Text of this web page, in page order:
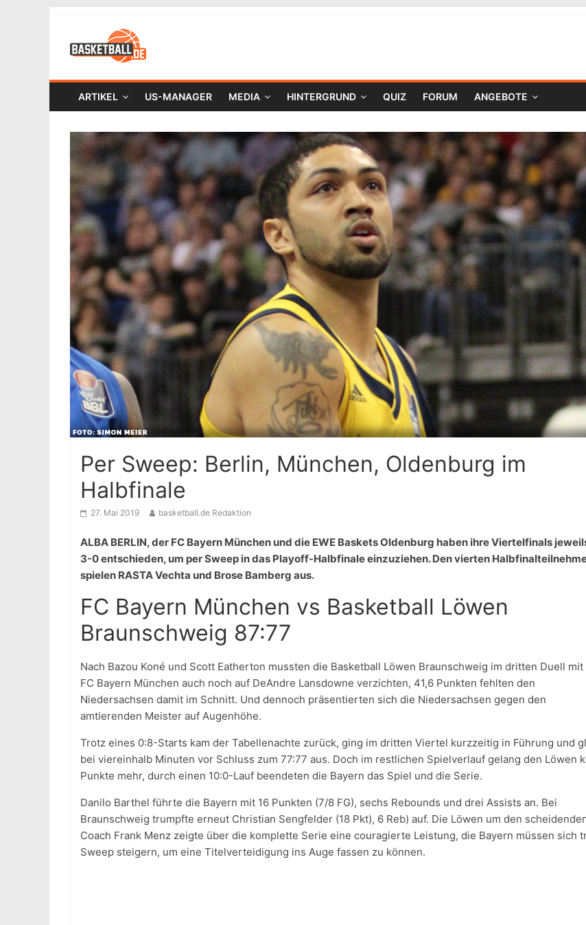
ARTIKEL US-MANAGER MEDIA HINTERGRUND QUIZ FORUM ANGEBOTE
Per Sweep: Berlin, München, Oldenburg im
Halbfinale
27. Mai 2019 basketball.de Redaktion
ALBA BERLIN, der FC Bayern München und die EWE Baskets Oldenburg haben ihre Viertelfinals
3-0 entschieden, um per Sweep in das Playoff-Halbfinale einzuziehen. Den vierten
spielen RASTA Vechta und Brose Bamberg aus.
FC Bayern München vs Basketball Löwen
Braunschweig 87:77
Nach Bazou Koné und Scott Eatherton mussten die Basketball Löwen Braunschweig im dritten Duell mit
FC Bayern München auch noch auf DeAndre Lansdowne verzichten, 41,6 Punkten fehlten den
Niedersachsen damit im Schnitt. Und dennoch präsentierten sich die Niedersachsen gegen den
amtierenden Meister auf Augenhöhe.
Trotz eines 0:8-Starts kam der Tabellenachte zurück, ging im dritten Viertel kurzzeitig in Führung und
bei viereinhalb Minuten vor Schluss zum 77:77 aus. Doch im restlichen Spielverlauf gelang den Löwen
Punkte mehr, durch einen 10:0-Lauf beendeten die Bayern das Spiel und die Serie.
Danilo Barthel führte die Bayern mit 16 Punkten (7/8 FG), sechs Rebounds und drei Assists an. Bei
Braunschweig trumpfte erneut Christian Sengfelder (18 Pkt), 6 Reb) auf. Die Löwen um den
Coach Frank Menz zeigte über die komplette Serie eine couragierte Leistung, die Bayern müssen sich
Sweep steigern, um eine Titelverteidigung ins Auge fassen zu können.